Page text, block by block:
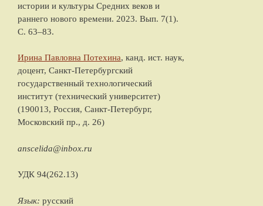
истории и культуры Средних веков и
раннего нового времени. 2023. Вып. 7(1).
С. 63–83.
Ирина Павловна Потехина, канд. ист. наук,
доцент, Санкт-Петербургский
государственный технологический
институт (технический университет)
(190013, Россия, Санкт-Петербург,
Московский пр., д. 26)
anscelida@inbox.ru
УДК 94(262.13)
Язык: русский